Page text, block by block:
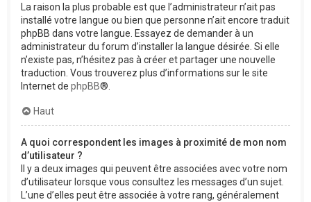
La raison la plus probable est que l’administrateur n’ait pas
installé votre langue ou bien que personne n’ait encore traduit
phpBB dans votre langue. Essayez de demander à un
administrateur du forum d’installer la langue désirée. Si elle
n’existe pas, n’hésitez pas à créer et partager une nouvelle
traduction. Vous trouverez plus d’informations sur le site
Internet de phpBB®.
Haut
A quoi correspondent les images à proximité de mon nom
d’utilisateur ?
Il y a deux images qui peuvent être associées avec votre nom
d’utilisateur lorsque vous consultez les messages d’un sujet.
L’une d’elles peut être associée à votre rang, généralement